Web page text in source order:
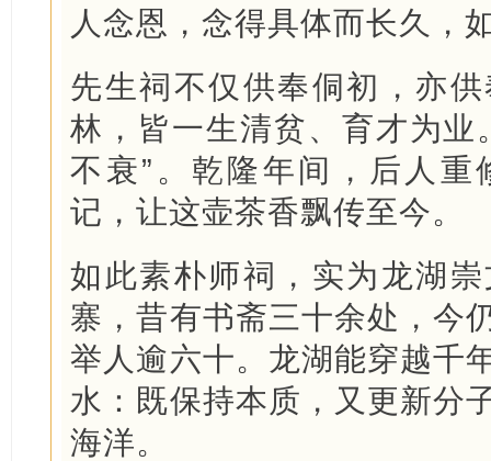
人念恩，念得具体而长久，
先生祠不仅供奉侗初，亦
林，皆一生清贫、育才为业
不衰”。乾隆年间，后人
记，让这壶茶香飘传至今。
如此素朴师祠，实为龙湖
寨，昔有书斋三十余处，今
举人逾六十。龙湖能穿越千
水：既保持本质，又更新分
海洋。